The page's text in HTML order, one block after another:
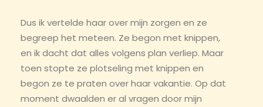
Dus ik vertelde haar over mijn zorgen en ze
begreep het meteen. Ze begon met knippen,
en ik dacht dat alles volgens plan verliep. Maar
toen stopte ze plotseling met knippen en
begon ze te praten over haar vakantie. Op dat
moment dwaalden er al vragen door mijn